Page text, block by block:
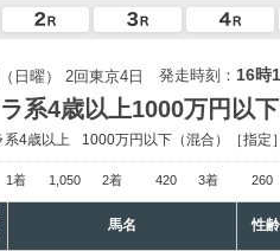
日曜） 2回東京4日 発走時刻： 16時
系4歳以上1000万円以下
系4歳以上 1000万円以下 （混合）［指定
1着 1,050 2着 420 3着 260
馬名 性齢